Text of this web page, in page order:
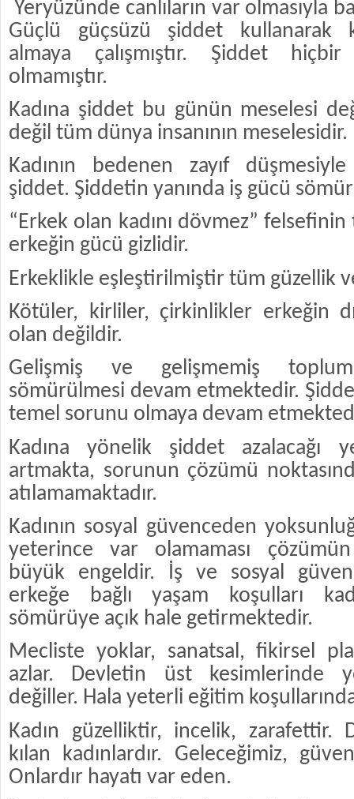
Yeryüzünde canlıların var olmasıyla
Güçlü güçsüzü şiddet kullanarak
almaya çalışmıştır. Şiddet
olmamıştır.
Kadına şiddet bu günün meselesi
değil tüm dünya insanının meselesidir.
Kadının bedenen zayıf
şiddet. Şiddetin yanında iş gücü
“Erkek olan kadını dövmez”
erkeğin gücü gizlidir.
Erkeklikle eşleştirilmiştir tüm güzellik
Kötüler, kirliler, çirkinlikler erkeğin
olan değildir.
Gelişmiş ve gelişmemiş
sömürülmesi devam etmektedir.
temel sorunu olmaya devam
Kadına yönelik şiddet azalacağı
artmakta, sorunun çözümü
atılamamaktadır.
Kadının sosyal güvenceden
yeterince var olamaması
büyük engeldir. İş ve sosyal
erkeğe bağlı yaşam koşulları
sömürüye açık hale getirmektedir.
Mecliste yoklar, sanatsal, fikirsel
azlar. Devletin üst kesimlerinde
değiller. Hala yeterli eğitim
Kadın güzelliktir, incelik, zarafettir.
kılan kadınlardır. Geleceğimiz,
Onlardır hayatı var eden.